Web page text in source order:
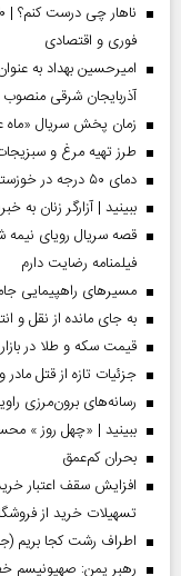
فوری و اقتصادی
امیرحسین بهداد به
آذربایجان شرقی
زمان پخش سریال «ماه
طرز تهیه مرغ و
دمای ۵۰ درجه در خوزستان | احتمال بارش‌های سیل‌آسا در ۳ استان
ببینید | آزارگر زنان به
قصه سریال رویای
فیلمنامه رضایت دارم
مسیر‌های راهپیمایی
به جای مانده از نقل و
قیمت سکه و طلا در بازار آزاد در ۱۰
جزئیات تازه از قتل
رسانه‌های برون‌مرزی
ببینید | «چهل روز »
بحران کم‌عمق
افزایش سقف اعتبار
تسهیلات خرید از
اطراف رشت کجا بریم
رهبر یمن: صهیونیسم